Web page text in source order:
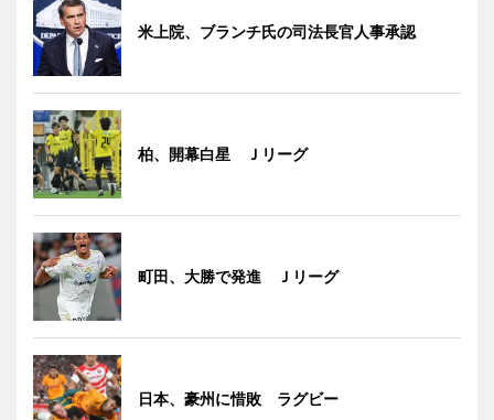
米上院、ブランチ氏の司法長官人事承認
柏、開幕白星 Ｊリーグ
町田、大勝で発進 Ｊリーグ
日本、豪州に惜敗 ラグビー